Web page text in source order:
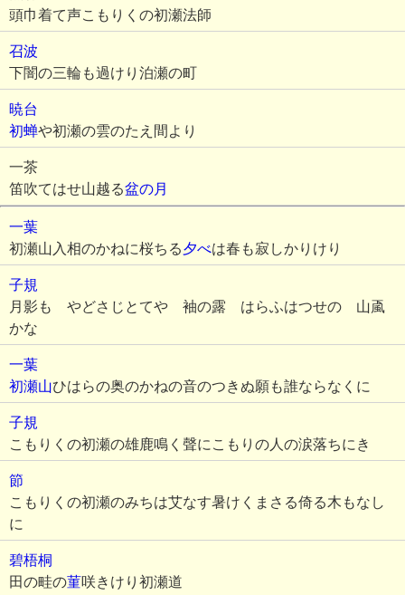
頭巾着て声こもりくの初瀬法師
召波
下闇の三輪も過けり泊瀬の町
暁台
初蝉や初瀬の雲のたえ間より
一茶
笛吹てはせ山越る盆の月
一葉
初瀬山入相のかねに桜ちる夕べは春も寂しかりけり
子規
月影も やどさじとてや 袖の露 はらふはつせの 山颪
かな
一葉
初瀬山ひはらの奥のかねの音のつきぬ願も誰ならなくに
子規
こもりくの初瀬の雄鹿鳴く聲にこもりの人の涙落ちにき
節
こもりくの初瀬のみちは艾なす暑けくまさる倚る木もなし
に
碧梧桐
田の畦の菫咲きけり初瀬道